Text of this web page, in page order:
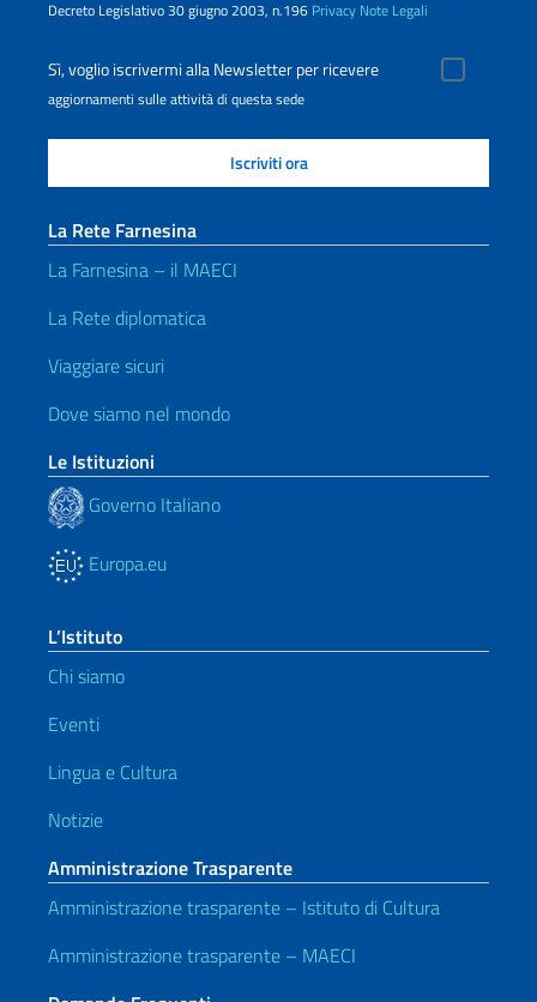
Decreto Legislativo 30 giugno 2003, n.196 Privacy Note Legali
Sì, voglio iscrivermi alla Newsletter per ricevere
aggiornamenti sulle attività di questa sede
La Rete Farnesina
La Farnesina – il MAECI
La Rete diplomatica
Viaggiare sicuri
Dove siamo nel mondo
Le Istituzioni
Governo Italiano
Europa.eu
L’Istituto
Chi siamo
Eventi
Lingua e Cultura
Notizie
Amministrazione Trasparente
Amministrazione trasparente – Istituto di Cultura
Amministrazione trasparente – MAECI